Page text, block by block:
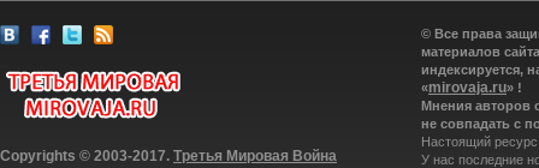
Copyrights © 2003-2017. Третья Мировая Война
© Все права
материалов
индексируется,
«mirovaja.ru» !
Мнения авторов
не совпадать с
Настоящий
У нас последние